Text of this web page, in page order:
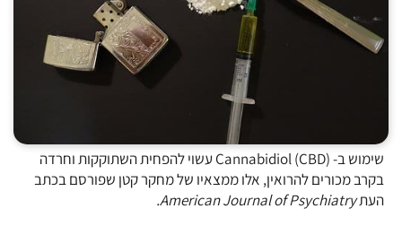
שימוש ב- Cannabidiol (CBD) עשוי להפחית השתוקקות וחרדה
בקרב מכורים להרואין, אלו ממצאיו של מחקר קטן שפורסם בכתב
העתAmerican Journal of Psychiatry.